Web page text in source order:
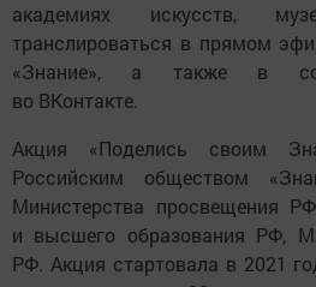
академиях искусств,
транслироваться в прямом
«Знание», а также в
во ВКонтакте.
Акция «Поделись своим
Российским обществом
Министерства просвещения
и высшего образования РФ,
РФ. Акция стартовала в 2021